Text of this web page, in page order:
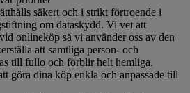
säkert och i strikt förtroende i
om dataskydd. Vi vet att
onlineköp så vi använder oss av den
att samtliga person- och
till fullo och förblir helt hemliga.
göra dina köp enkla och anpassade till